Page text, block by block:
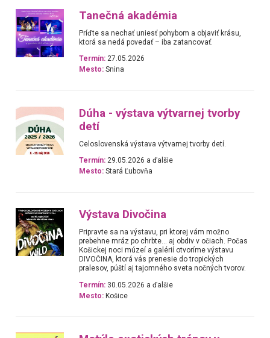
Tanečná akadémia
Príďte sa nechať uniesť pohybom a objaviť krásu,
ktorá sa nedá povedať – iba zatancovať.
Termín: 27.05.2026
Mesto: Snina
Dúha - výstava výtvarnej tvorby
detí
Celoslovenská výstava výtvarnej tvorby detí.
Termín: 29.05.2026 a ďalšie
Mesto: Stará Ľubovňa
Výstava Divočina
Pripravte sa na výstavu, pri ktorej vám možno
prebehne mráz po chrbte… aj obdiv v očiach. Počas
Košickej noci múzeí a galérií otvoríme výstavu
DIVOČINA, ktorá vás prenesie do tropických
pralesov, púští aj tajomného sveta nočných tvorov.
Termín: 30.05.2026 a ďalšie
Mesto: Košice